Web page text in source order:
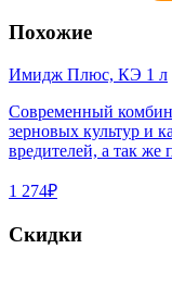
Похожие
Имидж Плюс, КЭ 1 л
Современный
зерновых культур и
вредителей, а так же
1 274₽
Скидки